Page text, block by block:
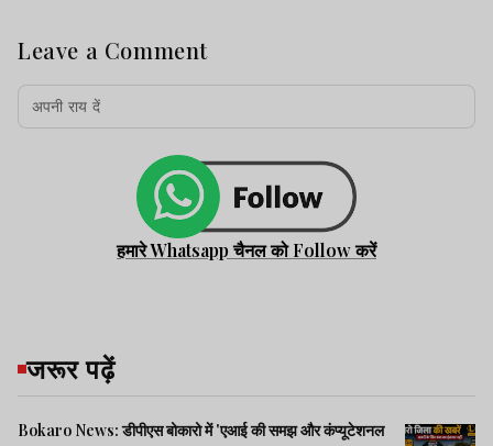
Leave a Comment
हमारे Whatsapp चैनल को Follow करें
जरूर पढ़ें
Bokaro News: डीपीएस बोकारो में 'एआई की समझ और कंप्यूटेशनल